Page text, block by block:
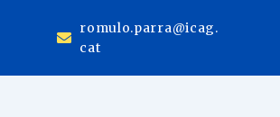
romulo.parra@icag.
cat